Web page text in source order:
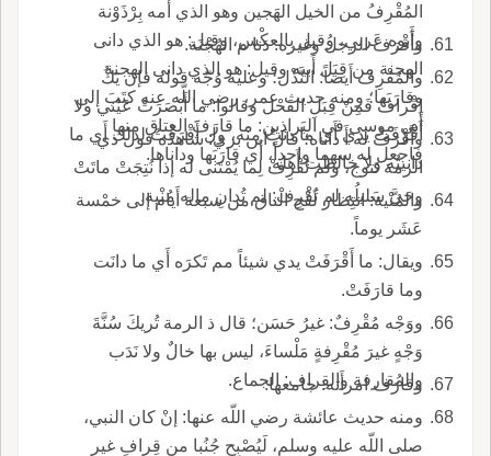
المُقْرِفُ من الخيل الهَجين وهو الذي أُمه بِرْذَوْنة
وأَبوه عَربي، وقيل بالعكْس، وقيل: هو الذي دانى
الهجنة من قِبَل أَبيه وقيل: هو الذي دانى الهجنة
وقارَبَها؛ ومنه حديث عمر، رضي اللّه عنه كتَبَ إلى
أَبي موسى في البَراذين: ما قارَفَ العِتاق منها
فاجعل له سهما واحداً، أَي قارَبَها وداناها.
وأَقْرَفَ الرجلُ وغيره: دَنا م الهُجْنَة.
والمُقْرِف أَيضاً: النَّذْل؛ وعليه وُجّه قوله فإن يَكُ
إقْرافٌ فَمِنْ قِبَلِ الفَحْل وقالوا: ما أَبْصَرَتْ عَيْني ولا
أَقْرَفَتْ يدي أَي ما دنَتْ منه، ول أَقْرَفْتُ لذلك أَي ما
دانيتُه ولا خالطت أَهله.
وأَقْرَفَ له أَ داناه؛ قال ابن بري: شاهده قول ذي
الرمة نَتوج، ولم تُقْرِفْ لِما يُمْتَنى له إذا نُتِجَتْ ماتَتْ
وحَيَّ سَليلُه لم تُقْرِفْ: لم تُدانِ ماله مُنْية.
والمُنْية: انتِظار لَقْح الناق من سبعة أَيام إلى خمْسة
عَشَر يوماً.
ويقال: ما أَقْرَفَتْ يدي شيئاً مم تَكرَه أَي ما دانَت
وما قارَفَتْ.
ووَجْه مُقْرِفٌ: غيرُ حَسَن؛ قال ذ الرمة تُريكَ سُنَّةَ
وَجْهٍ غيرَ مُقْرِفةٍ مَلْساءَ، ليس بها خالٌ ولا نَدَب
والمُقارفة والقِراف: الجماع.
وقارَف امرأَته: جامعها.
ومنه حديث عائشة رضي اللّه عنها: إنْ كان النبي،
صلى اللّه عليه وسلم، لَيُصْبِح جُنُبا من قِرافٍ غير